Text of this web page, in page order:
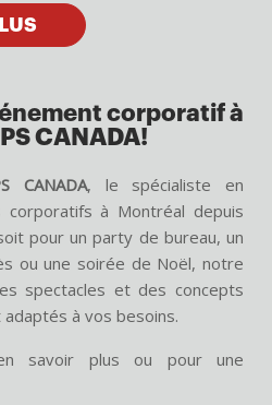
corporatif à
CANADA!
CANADA, le spécialiste en
corporatifs à Montréal depuis
pour un party de bureau, un
ou une soirée de Noël, notre
spectacles et des concepts
à vos besoins.
savoir plus ou pour une